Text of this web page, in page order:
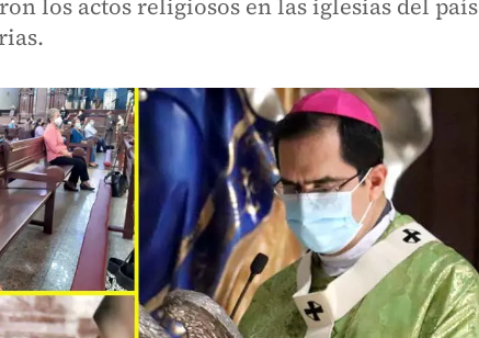
los actos religiosos en las iglesias del país